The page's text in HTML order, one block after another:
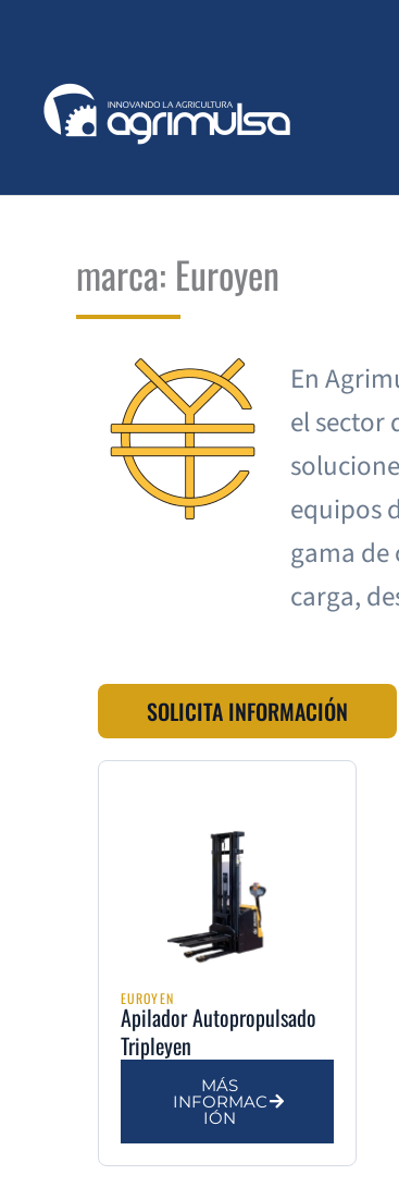
marca: Euroyen
En
el sector
equipos
gama
carga,
SOLICITA INFORMACIÓN
EUROYEN
Apilador Autopropulsado
Tripleyen
MÁS
INFORMAC
IÓN